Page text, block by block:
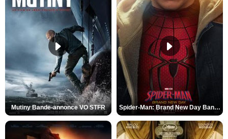
Mutiny Bande-annonce VO STFR Spider-Man: Brand New Day Bande-annonce VO STFR